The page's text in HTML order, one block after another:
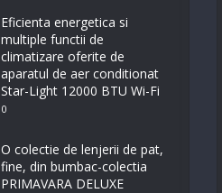
Eficienta energetica si
multiple functii de
climatizare oferite de
aparatul de aer conditionat
Star-Light 12000 BTU Wi-Fi
0
O colectie de lenjerii de pat,
fine, din bumbac-colectia
PRIMAVARA DELUXE